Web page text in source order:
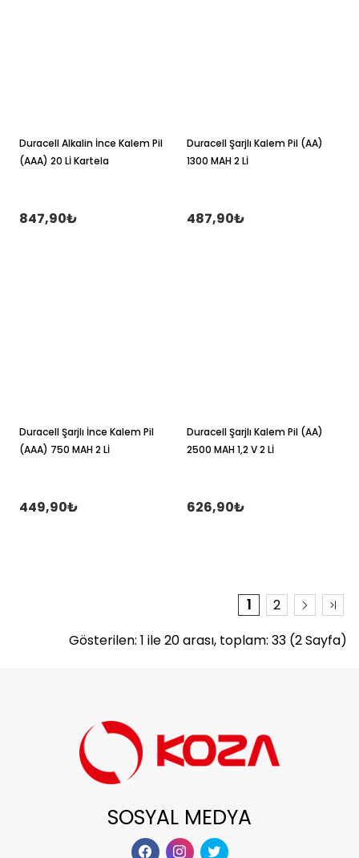
Duracell Alkalin İnce Kalem Pil
(AAA) 20 Lİ Kartela
847,90₺
Duracell Şarjlı Kalem Pil (AA)
1300 MAH 2 Lİ
487,90₺
Duracell Şarjlı İnce Kalem Pil
(AAA) 750 MAH 2 Lİ
449,90₺
Duracell Şarjlı Kalem Pil (AA)
2500 MAH 1,2 V 2 Lİ
626,90₺
1
2
Gösterilen: 1 ile 20 arası, toplam: 33 (2 Sayfa)
SOSYAL MEDYA